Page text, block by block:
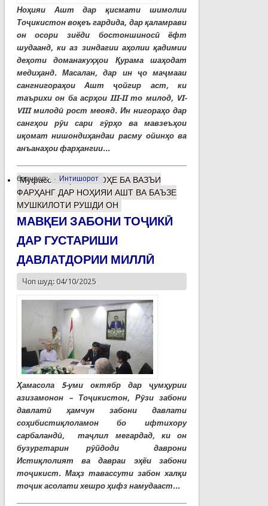
Ноҳияи Ашт дар қисмати шимолии
Тоҷикистон воқеъ гардида, дар қаламрави
он осори зиёди бостоншиносӣ ёфт
шудаанд, ки аз зиндагии аҳолии қадимии
деҳоти доманакуҳҳои Қурама шаҳодат
медиҳанд. Масалан, дар ин ҷо маҷмааи
сангнигораҳои Ашт ҷойгир аст, ки
таърихи он ба асрҳои III-II то милод, VI-
VIII милодӣ рост меояд. Ин нигораҳо дар
сангҳои рӯи сари гӯрҳо ва мавзеъҳои
иқомат нишондиҳандаи расму ойинҳо ва
анъанаҳои фарҳангии...
барчасп: Интишорот
Муфассалтаро НИГОҲЕ БА ВАЗЪИ
ФАРҲАНГ ДАР НОҲИЯИ АШТ ВА БАЪЗЕ
МУШКИЛОТИ РУШДИ ОН
МАВҚЕИ ЗАБОНИ ТОҶИКӢ
ДАР ГУСТАРИШИ
ДАВЛАТДОРИИ МИЛЛӢ
Чоп шуд: 04/10/2025
Ҳамасола 5-уми октябр дар ҷумҳурии
азизамонон – Тоҷикистон, Рӯзи забони
давлатӣ ҳамчун забони давлати
соҳибистиқлоламон бо ифтихору
сарбаландӣ, таҷлил мегардад, ки он
бузургтарин рӯйдоди даврони
Истиқлолият ва давраи эҳёи забони
тоҷикист. Маҳз тавассути забон халқи
тоҷик асолати хешро ҳифз намудааст...